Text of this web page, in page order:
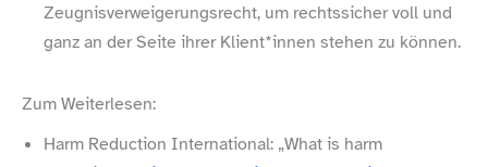
Zeugnisverweigerungsrecht, um rechtssicher voll und
ganz an der Seite ihrer Klient*innen stehen zu können.
Zum Weiterlesen:
Harm Reduction International: „What is harm